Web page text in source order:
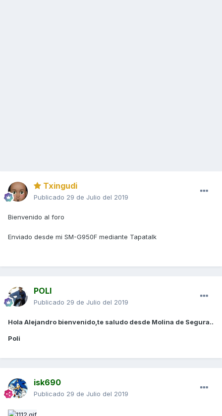
Txingudi
Publicado 29 de Julio del 2019
Bienvenido al foro
Enviado desde mi SM-G950F mediante Tapatalk
POLI
Publicado 29 de Julio del 2019
Hola Alejandro bienvenido,te saludo desde Molina de Segura..
Poli
isk690
Publicado 29 de Julio del 2019